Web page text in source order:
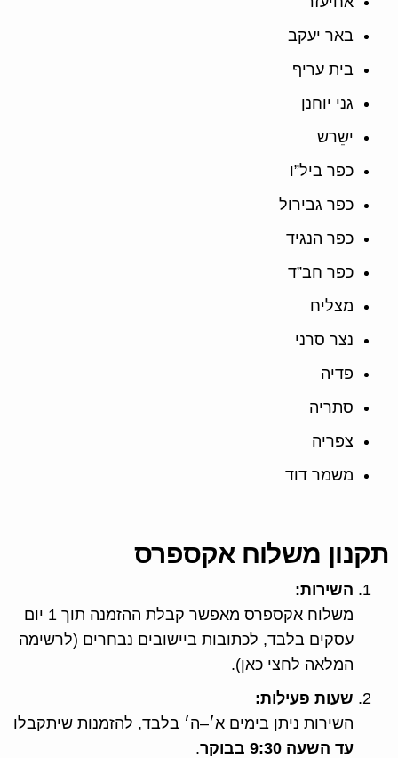
באר יעקב
בית עריף
גני יוחנן
ישֵרש
כפר ביל”ו
כפר גבירול
כפר הנגיד
כפר חב”ד
מצליח
נצר סרני
פדיה
סתריה
צפריה
משמר דוד
תקנון משלוח אקספרס
השירות:
משלוח אקספרס מאפשר קבלת ההזמנה תוך 1 יום
עסקים בלבד, לכתובות ביישובים נבחרים (לרשימה
המלאה לחצי כאן).
שעות פעילות:
השירות ניתן בימים א׳–ה׳ בלבד, להזמנות שיתקבלו
עד השעה 9:30 בבוקר
.